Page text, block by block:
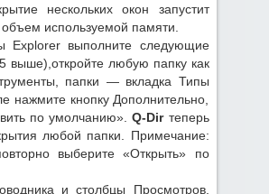
нескольких окон запустит
используемой памяти.
Explorer выполните следующие
любую папку как
папки — вкладка Типы
нажмите кнопку Дополнительно,
по умолчанию».Q-Dirтеперь
любой папки. Примечание:
выберите «Открыть» по
и столбцы Просмотров,